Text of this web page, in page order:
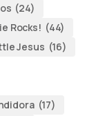
(24)
Rocks! (44)
Jesus (16)
(17)